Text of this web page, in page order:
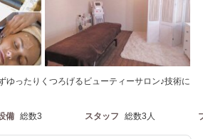
ゆったりくつろげるビューティーサロン♪技術に
備 総数3 スタッフ 総数3人